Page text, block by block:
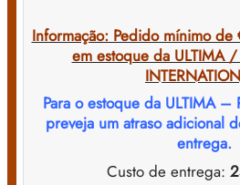
Informação: Pedido mínimo
em estoque da ULTIMA
Para o estoque da ULTIMA –
preveja um atraso adicional
entrega.
Custo de entrega: